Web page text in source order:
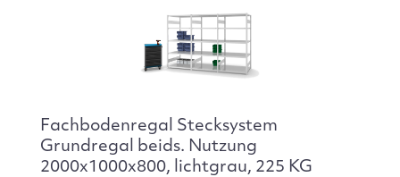
Fachbodenregal Stecksystem
Grundregal beids. Nutzung
2000x1000x800, lichtgrau, 225 KG